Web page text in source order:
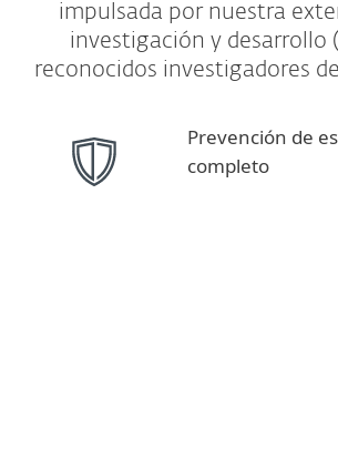
impulsada por nuestra
investigación y desarrollo
reconocidos investigadores
Prevención de
completo